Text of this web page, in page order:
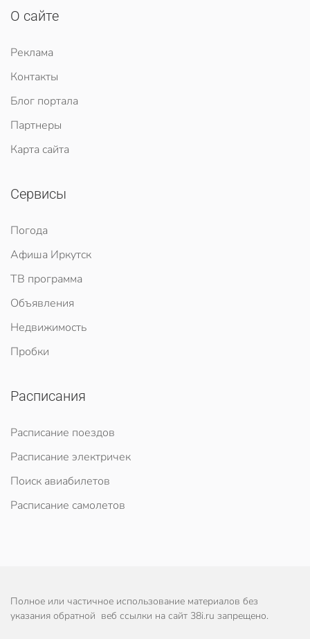
О сайте
Реклама
Контакты
Блог портала
Партнеры
Карта сайта
Сервисы
Погода
Афиша Иркутск
ТВ программа
Объявления
Недвижимость
Пробки
Расписания
Расписание поездов
Расписание электричек
Поиск авиабилетов
Расписание самолетов
Полное или частичное использование материалов без
указания обратной веб ссылки на сайт 38i.ru запрещено.